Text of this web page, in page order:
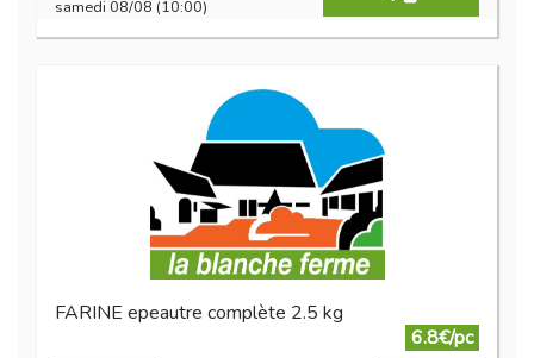
samedi 08/08 (10:00)
FARINE epeautre complète 2.5 kg
6.8€/pc